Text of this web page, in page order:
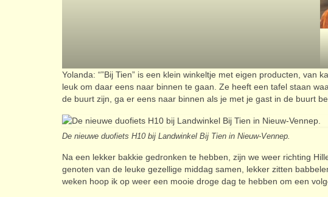
Yolanda: “”Bij Tien” is een klein winkeltje met eigen producten, van
leuk om daar eens naar binnen te gaan. Ze heeft een tafel staan
de buurt zijn, ga er eens naar binnen als je met je gast in de buurt
De nieuwe duofiets H10 bij Landwinkel Bij Tien in Nieuw-Vennep.
Na een lekker bakkie gedronken te hebben, zijn we weer richting
genoten van de leuke gezellige middag samen, lekker zitten
weken hoop ik op weer een mooie droge dag te hebben om een